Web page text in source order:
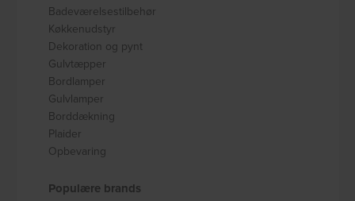
Badeværelsestilbehør
Køkkenudstyr
Dekoration og pynt
Gulvtæpper
Bordlamper
Gulvlamper
Borddækning
Plaider
Opbevaring
Populære brands